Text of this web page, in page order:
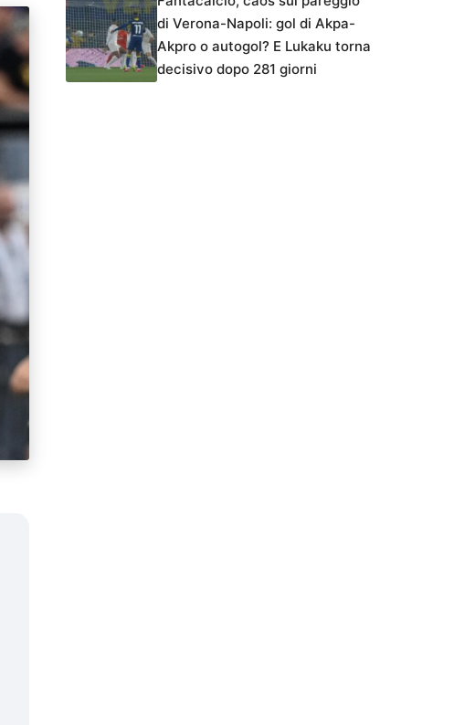
di Verona-Napoli: gol di Akpa-
Akpro o autogol? E Lukaku torna
decisivo dopo 281 giorni